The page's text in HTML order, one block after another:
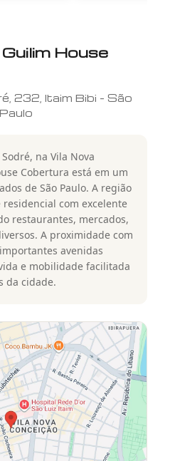
Guilim House
232 Itaim Bibi - São
Paulo
na Vila Nova
Cobertura está em um
de São Paulo. A região
com excelente
restaurantes, mercados,
A proximidade com
avenidas
e mobilidade facilitada
da cidade.